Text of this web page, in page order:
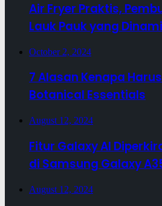
Air Fryer Praktis,
Lauk Pauk yang
October 2, 2024
7 Alasan Kenapa
Botanical Essentials
August 12, 2024
Fitur Galaxy AI
di Samsung Galaxy
August 12, 2024